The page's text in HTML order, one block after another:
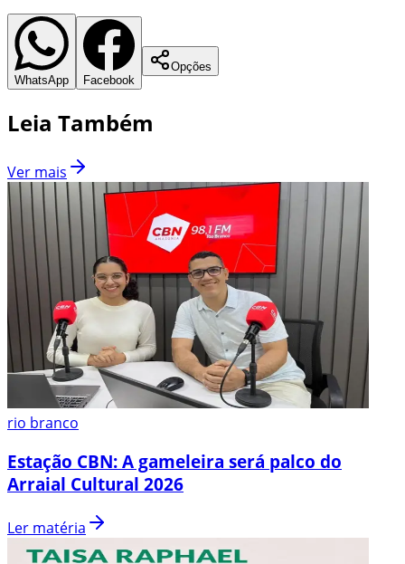
WhatsApp Facebook
Opções
Leia Também
Ver mais
rio branco
Estação CBN: A gameleira será palco do
Arraial Cultural 2026
Ler matéria